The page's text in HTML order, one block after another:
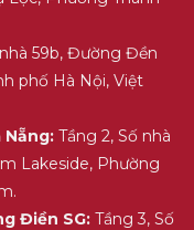
59b, Đường Đền
phố Hà Nội, Việt
Tầng 2, Số nhà
Lakeside, Phường
Điền SG:Tầng 3, Số